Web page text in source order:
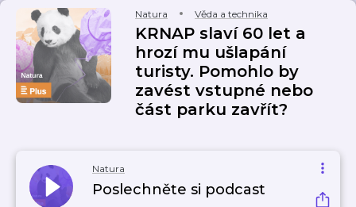
Natura Věda a technika
KRNAP slaví 60 let a
hrozí mu ušlapání
turisty. Pomohlo by
zavést vstupné nebo
část parku zavřít?
Natura
Poslechněte si podcast